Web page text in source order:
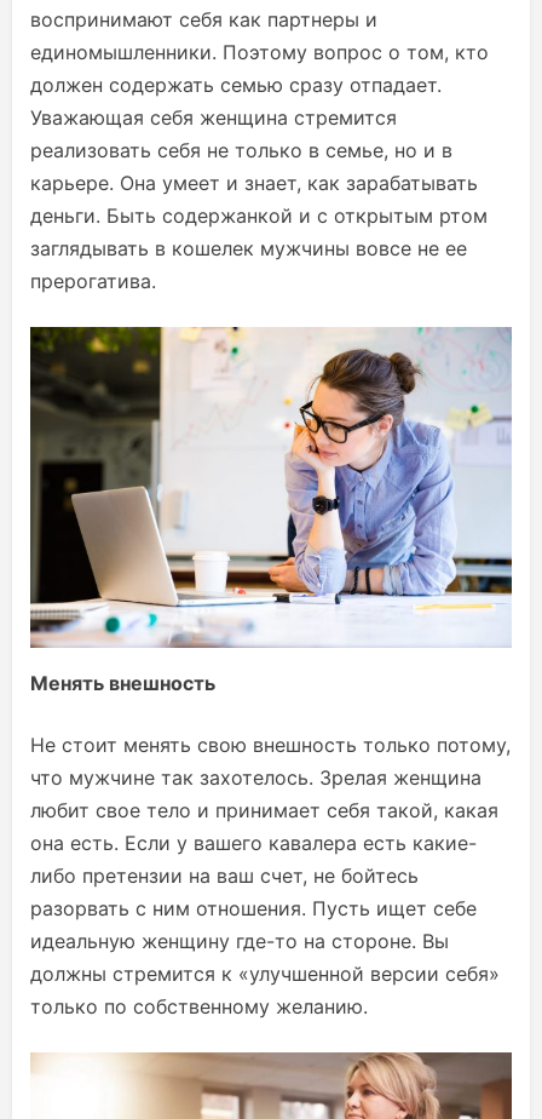
воспринимают себя как партнеры и
единомышленники. Поэтому вопрос о том, кто
должен содержать семью сразу отпадает.
Уважающая себя женщина стремится
реализовать себя не только в семье, но и в
карьере. Она умеет и знает, как зарабатывать
деньги. Быть содержанкой и с открытым ртом
заглядывать в кошелек мужчины вовсе не ее
прерогатива.
Менять внешность
Не стоит менять свою внешность только потому,
что мужчине так захотелось. Зрелая женщина
любит свое тело и принимает себя такой, какая
она есть. Если у вашего кавалера есть какие-
либо претензии на ваш счет, не бойтесь
разорвать с ним отношения. Пусть ищет себе
идеальную женщину где-то на стороне. Вы
должны стремится к «улучшенной версии себя»
только по собственному желанию.